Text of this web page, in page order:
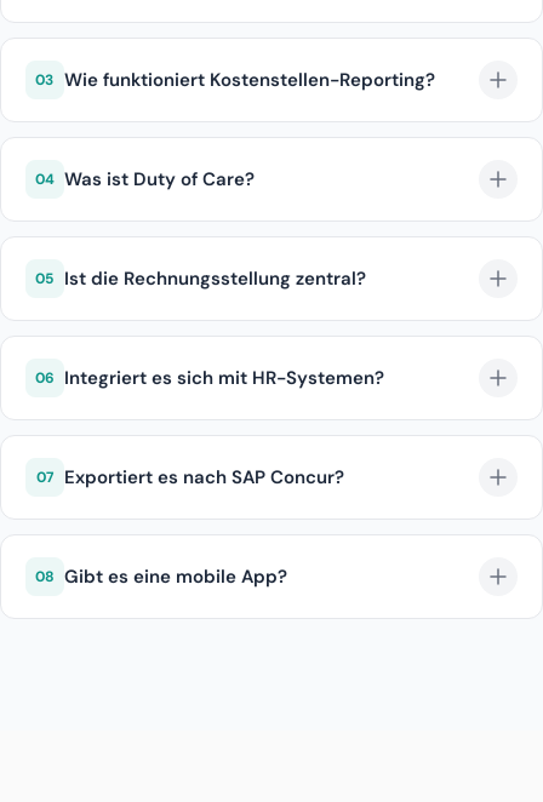
Regeln nach Stadt, Sterne, Nachtrate und Marke.
03 Wie funktioniert Kostenstellen-Reporting?
Jede Buchung wird markiert.
04 Was ist Duty of Care?
Standort und Hotelstatus in Echtzeit.
05 Ist die Rechnungsstellung zentral?
Ja.
06 Integriert es sich mit HR-Systemen?
Ja.
07 Exportiert es nach SAP Concur?
Ja.
08 Gibt es eine mobile App?